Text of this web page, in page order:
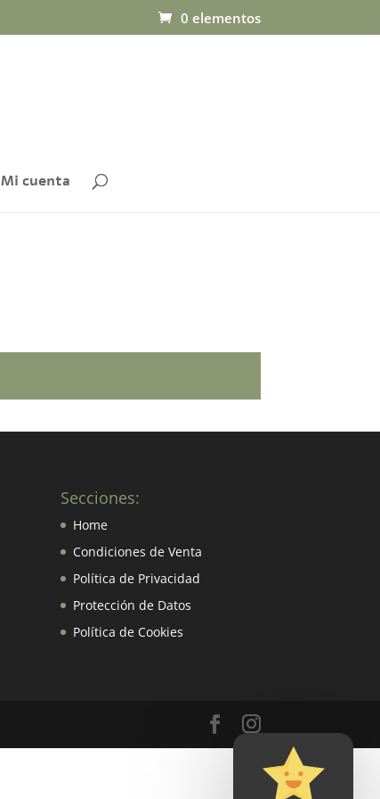
0 elementos
Mi cuenta
Secciones:
Home
Condiciones de Venta
Política de Privacidad
Protección de Datos
Política de Cookies